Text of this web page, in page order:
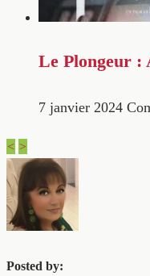
Le Plongeur :
7 janvier 2024
< >
Posted by: